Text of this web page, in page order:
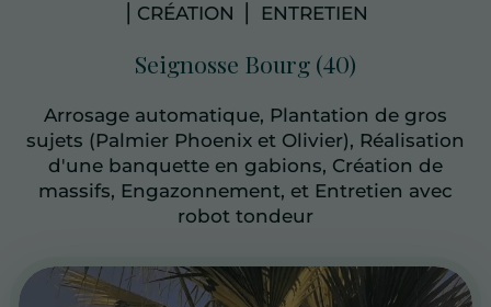
⎥ CRÉATION ⎥ ENTRETIEN
Seignosse Bourg (40)
Arrosage automatique, Plantation de gros
sujets (Palmier Phoenix et Olivier), Réalisation
d'une banquette en gabions, Création de
massifs, Engazonnement, et Entretien avec
robot tondeur